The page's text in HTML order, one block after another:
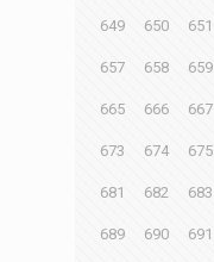
649 650 651
657 658 659
665 666 667
673 674 675
681 682 683
689 690 691